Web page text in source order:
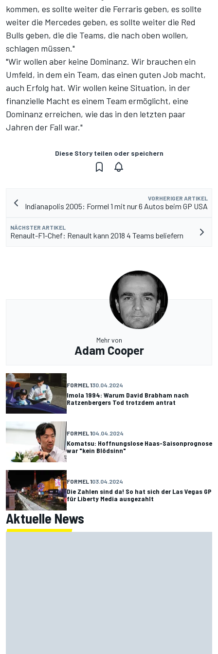
kommen, es sollte weiter die Ferraris geben, es sollte
weiter die Mercedes geben, es sollte weiter die Red
Bulls geben, die die Teams, die nach oben wollen,
schlagen müssen."
"Wir wollen aber keine Dominanz. Wir brauchen ein
Umfeld, in dem ein Team, das einen guten Job macht,
auch Erfolg hat. Wir wollen keine Situation, in der
finanzielle Macht es einem Team ermöglicht, eine
Dominanz erreichen, wie das in den letzten paar
Jahren der Fall war."
Diese Story teilen oder speichern
VORHERIGER ARTIKEL
Indianapolis 2005: Formel 1 mit nur 6 Autos beim GP USA
NÄCHSTER ARTIKEL
Renault-F1-Chef: Renault kann 2018 4 Teams beliefern
Mehr von
Adam Cooper
FORMEL 130.04.2024
Imola 1994: Warum David Brabham nach
Ratzenbergers Tod trotzdem antrat
FORMEL 104.04.2024
Komatsu: Hoffnungslose Haas-Saisonprognose
war "kein Blödsinn"
FORMEL 103.04.2024
Die Zahlen sind da! So hat sich der Las Vegas GP
für Liberty Media ausgezahlt
Aktuelle News